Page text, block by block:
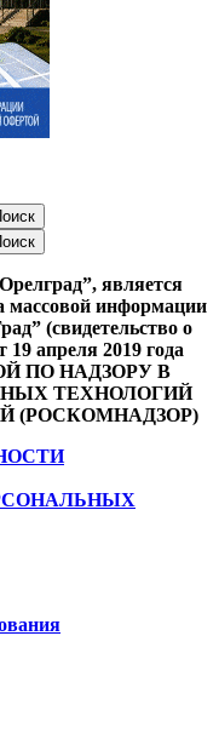
является
массовой информации
(свидетельство о
апреля 2019 года
ПО НАДЗОРУ В
ТЕХНОЛОГИЙ
(РОСКОМНАДЗОР)